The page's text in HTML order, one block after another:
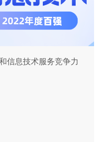
信息技术服务竞争力